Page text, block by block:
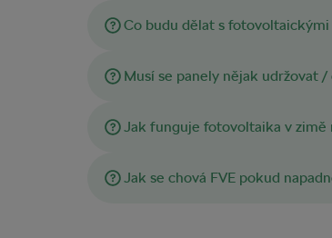
Co budu dělat s fotovoltaickými
Musí se panely nějak udržovat
Jak funguje fotovoltaika v zimě
Jak se chová FVE pokud